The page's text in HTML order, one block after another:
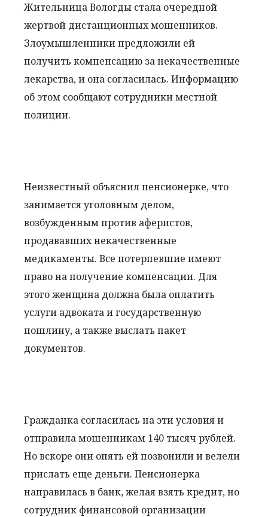
Жительница Вологды стала очередной
жертвой дистанционных мошенников.
Злоумышленники предложили ей
получить компенсацию за некачественные
лекарства, и она согласилась. Информацию
об этом сообщают сотрудники местной
полиции.
Неизвестный объяснил пенсионерке, что
занимается уголовным делом,
возбужденным против аферистов,
продававших некачественные
медикаменты. Все потерпевшие имеют
право на получение компенсации. Для
этого женщина должна была оплатить
услуги адвоката и государственную
пошлину, а также выслать пакет
документов.
Гражданка согласилась на эти условия и
отправила мошенникам 140 тысяч рублей.
Но вскоре они опять ей позвонили и велели
прислать еще деньги. Пенсионерка
направилась в банк, желая взять кредит, но
сотрудник финансовой организации